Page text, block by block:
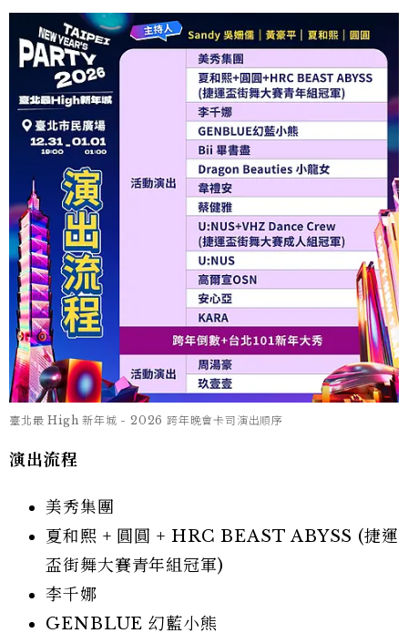
臺北最 High 新年城 - 2026 跨年晚會卡司演出順序
演出流程
美秀集團
夏和熙 + 圓圓 + HRC BEAST ABYSS (捷運
盃街舞大賽青年組冠軍)
李千娜
GENBLUE 幻藍小熊